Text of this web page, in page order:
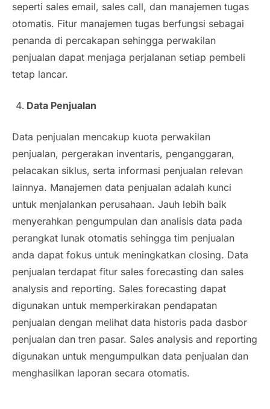
seperti sales email, sales call, dan manajemen tugas
otomatis. Fitur manajemen tugas berfungsi sebagai
penanda di percakapan sehingga perwakilan
penjualan dapat menjaga perjalanan setiap pembeli
tetap lancar.
Data Penjualan
Data penjualan mencakup kuota perwakilan
penjualan, pergerakan inventaris, penganggaran,
pelacakan siklus, serta informasi penjualan relevan
lainnya. Manajemen data penjualan adalah kunci
untuk menjalankan perusahaan. Jauh lebih baik
menyerahkan pengumpulan dan analisis data pada
perangkat lunak otomatis sehingga tim penjualan
anda dapat fokus untuk meningkatkan closing. Data
penjualan terdapat fitur sales forecasting dan sales
analysis and reporting. Sales forecasting dapat
digunakan untuk memperkirakan pendapatan
penjualan dengan melihat data historis pada dasbor
penjualan dan tren pasar. Sales analysis and reporting
digunakan untuk mengumpulkan data penjualan dan
menghasilkan laporan secara otomatis.